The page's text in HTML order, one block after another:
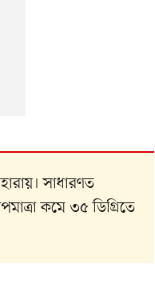
সাধারণত
কমে ৩৫ ডিগ্রিতে